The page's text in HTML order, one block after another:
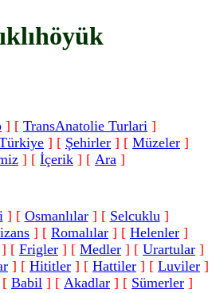
] [ TransAnatolie Turlari ]
] [ Şehirler ] [ Müzeler ]
] [ İçerik ] [ Ara ]
] [ Osmanlılar] [ Selcuklu]
] [ Romalılar‎ ] [ Helenler ]
] [ Frigler ] [ Medler ] [ Urartular ]
] [ Hititler ] [ Hattiler ] [ Luviler ]
[ Babil ] [ Akadlar ] [ Sümerler ]